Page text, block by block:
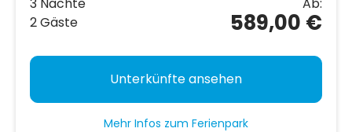
2 Gäste
589,00 €
Unterkünfte ansehen
Mehr Infos zum Ferienpark